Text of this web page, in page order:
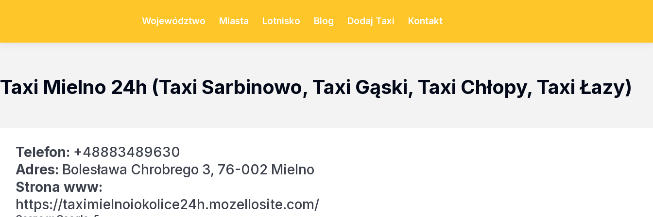
Województwo Miasta Lotnisko Blog Dodaj Taxi Kontakt
Taxi Mielno 24h (Taxi Sarbinowo, Taxi Gąski, Taxi Chłopy, Taxi Łazy)
Telefon: +48883489630
Adres: Bolesława Chrobrego 3, 76-002 Mielno
Strona www:
https://taximielnoiokolice24h.mozellosite.com/